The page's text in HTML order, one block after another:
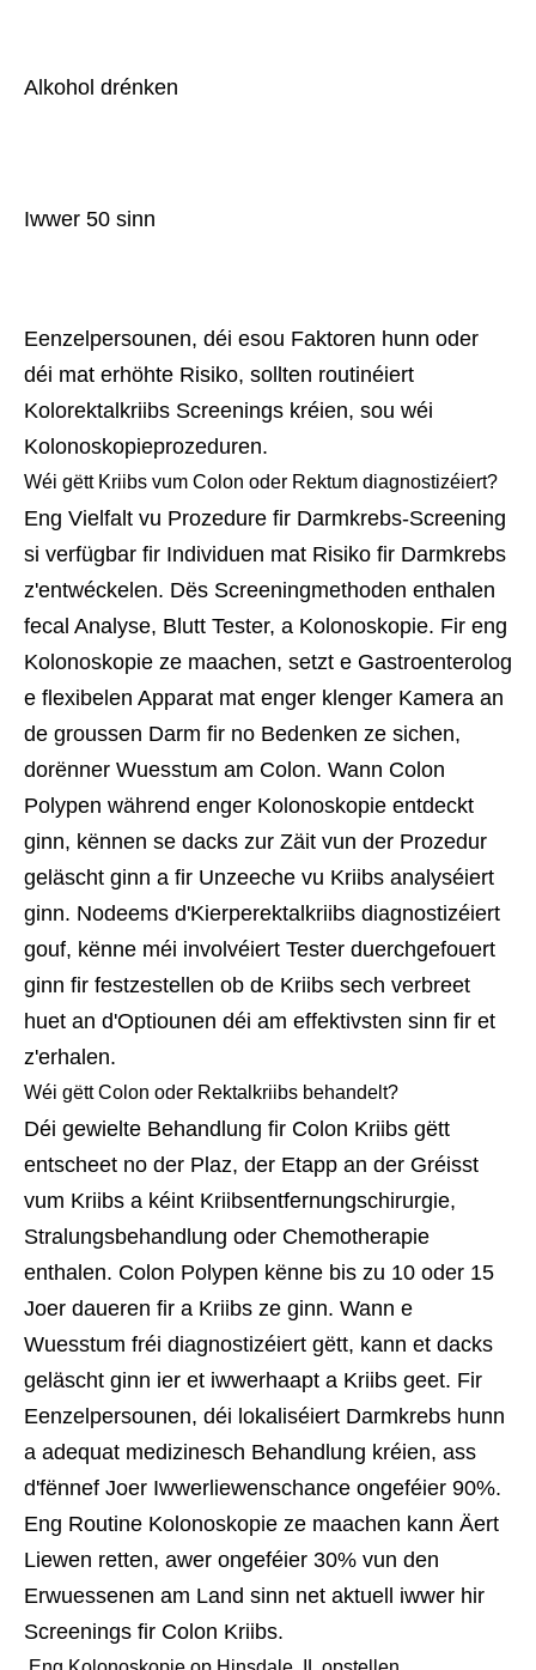
Alkohol drénken
Iwwer 50 sinn
Eenzelpersounen, déi esou Faktoren hunn oder
déi mat erhöhte Risiko, sollten routinéiert
Kolorektalkriibs Screenings kréien, sou wéi
Kolonoskopieprozeduren.
Wéi gëtt Kriibs vum Colon oder Rektum diagnostizéiert?
Eng Vielfalt vu Prozedure fir Darmkrebs-Screening
si verfügbar fir Individuen mat Risiko fir Darmkrebs
z'entwéckelen. Dës Screeningmethoden enthalen
fecal Analyse, Blutt Tester, a Kolonoskopie. Fir eng
Kolonoskopie ze maachen, setzt e Gastroenterolog
e flexibelen Apparat mat enger klenger Kamera an
de groussen Darm fir no Bedenken ze sichen,
dorënner Wuesstum am Colon. Wann Colon
Polypen während enger Kolonoskopie entdeckt
ginn, kënnen se dacks zur Zäit vun der Prozedur
geläscht ginn a fir Unzeeche vu Kriibs analyséiert
ginn. Nodeems d'Kierperektalkriibs diagnostizéiert
gouf, kënne méi involvéiert Tester duerchgefouert
ginn fir festzestellen ob de Kriibs sech verbreet
huet an d'Optiounen déi am effektivsten sinn fir et
z'erhalen.
Wéi gëtt Colon oder Rektalkriibs behandelt?
Déi gewielte Behandlung fir Colon Kriibs gëtt
entscheet no der Plaz, der Etapp an der Gréisst
vum Kriibs a kéint Kriibsentfernungschirurgie,
Stralungsbehandlung oder Chemotherapie
enthalen. Colon Polypen kënne bis zu 10 oder 15
Joer daueren fir a Kriibs ze ginn. Wann e
Wuesstum fréi diagnostizéiert gëtt, kann et dacks
geläscht ginn ier et iwwerhaapt a Kriibs geet. Fir
Eenzelpersounen, déi lokaliséiert Darmkrebs hunn
a adequat medizinesch Behandlung kréien, ass
d'fënnef Joer Iwwerliewenschance ongeféier 90%.
Eng Routine Kolonoskopie ze maachen kann Äert
Liewen retten, awer ongeféier 30% vun den
Erwuessenen am Land sinn net aktuell iwwer hir
Screenings fir Colon Kriibs.